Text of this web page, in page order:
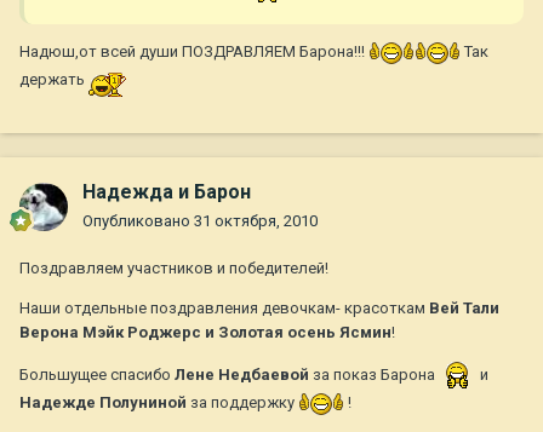
Надюш,от всей души ПОЗДРАВЛЯЕМ Барона!!!
Так
держать
Надежда и Барон
Опубликовано 31 октября, 2010
Поздравляем участников и победителей!
Наши отдельные поздравления девочкам- красоткам Вей Тали
Верона Мэйк Роджерс и Золотая осень Ясмин!
Большущее спасибо Лене Недбаевой за показ Барона
и
Надежде Полуниной за поддержку !